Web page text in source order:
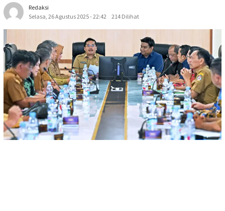
Redaksi
Selasa, 26 Agustus 2025 - 22:42
214 Dilihat